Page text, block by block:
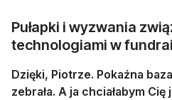
Pułapki i wyzwania
technologiami w
Dzięki, Piotrze. Pokaźna
zebrała. A ja chciałabym